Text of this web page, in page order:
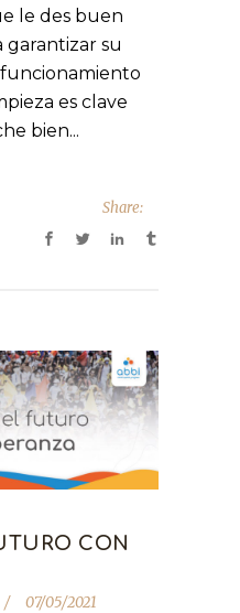
le des buen
garantizar su
es clave
bien...
Share:
CON
07/05/2021